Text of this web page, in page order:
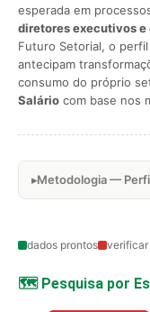
esperada em
diretores executivos
Futuro Setorial, o
antecipam
consumo do próprio
Salário com base nos
Metodologia —
dados prontos verificar
🗺️ Pesquisa por